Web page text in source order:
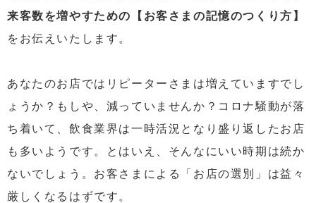
来客数を増やすための【お客さまの記憶のつくり方】
をお伝えいたします。
あなたのお店ではリピーターさまは増えていますでし
ょうか？もしや、減っていませんか？コロナ騒動が落
ち着いて、飲食業界は一時活況となり盛り返したお店
も多いようです。とはいえ、そんなにいい時期は続か
ないでしょう。お客さまによる「お店の選別」は益々
厳しくなるはずです。